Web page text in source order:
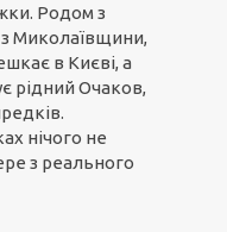
Родом з
з Миколаївщини,
в Києві, а
рідний Очаков,
нічого не
з реального